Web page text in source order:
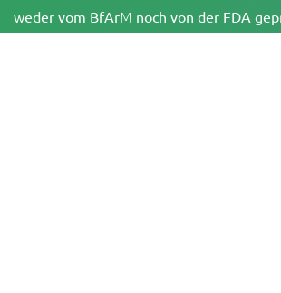
weder vom BfArM noch von der FDA